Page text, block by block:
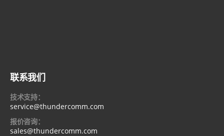
联系我们
技术支持：
service@thundercomm.com
报价咨询：
sales@thundercomm.com